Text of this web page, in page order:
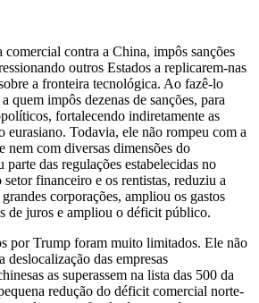
contra a China, impôs sanções
outros Estados a replicarem-nas
a fronteira tecnológica. Ao fazê-lo
quem impôs dezenas de sanções, para
fortalecendo indiretamente as
eurasiano. Todavia, ele não rompeu com a
nem com diversas dimensões do
das regulações estabelecidas no
financeiro e os rentistas, reduziu a
corporações, ampliou os gastos
de juros e ampliou o déficit público.
por Trump foram muito limitados. Ele não
deslocalização das empresas
as superassem na lista das 500 da
redução do déficit comercial norte-